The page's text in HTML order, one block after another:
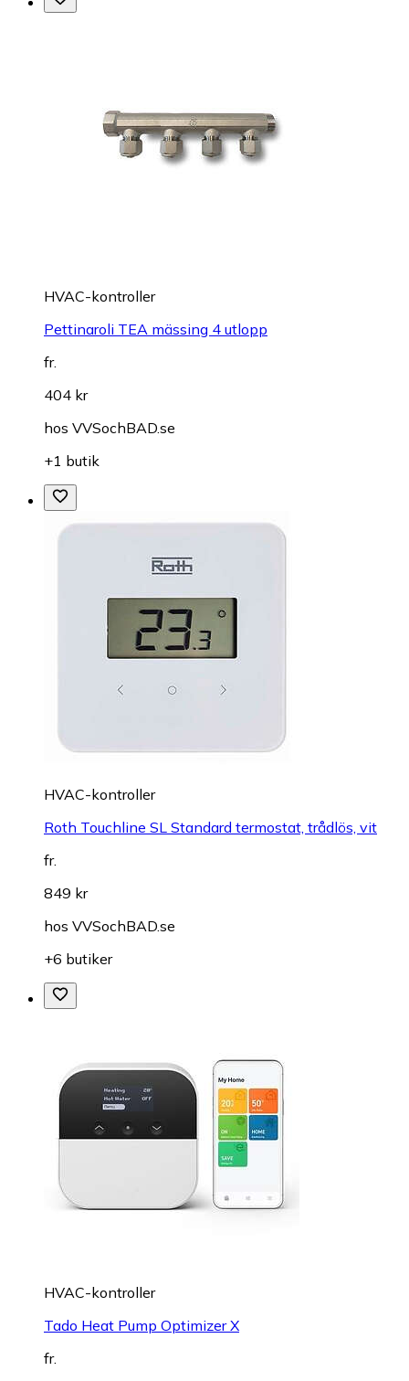
HVAC-kontroller
Pettinaroli TEA mässing 4 utlopp
fr.
404 kr
hos VVSochBAD.se
+1 butik
HVAC-kontroller
Roth Touchline SL Standard termostat, trådlös, vit
fr.
849 kr
hos VVSochBAD.se
+6 butiker
HVAC-kontroller
Tado Heat Pump Optimizer X
fr.